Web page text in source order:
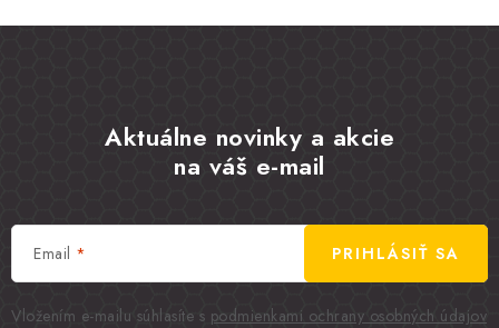
Aktuálne novinky a akcie
na váš e-mail
Email
Vložením e-mailu súhlasíte s podmienkami ochrany osobných údajov
PRIHLÁSIŤ SA